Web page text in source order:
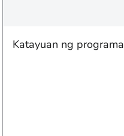
Katayuan ng programa